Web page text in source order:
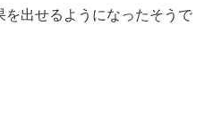
を出せるようになったそうで